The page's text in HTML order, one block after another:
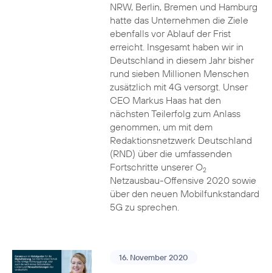
NRW, Berlin, Bremen und Hamburg
hatte das Unternehmen die Ziele
ebenfalls vor Ablauf der Frist
erreicht. Insgesamt haben wir in
Deutschland in diesem Jahr bisher
rund sieben Millionen Menschen
zusätzlich mit 4G versorgt. Unser
CEO Markus Haas hat den
nächsten Teilerfolg zum Anlass
genommen, um mit dem
Redaktionsnetzwerk Deutschland
(RND) über die umfassenden
Fortschritte unserer O2
Netzausbau-Offensive 2020 sowie
über den neuen Mobilfunkstandard
5G zu sprechen.
16. November 2020